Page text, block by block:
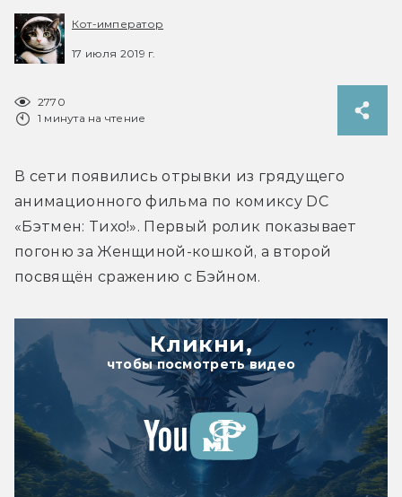
Кот-император
17 июля 2019 г.
2770
1 минута на чтение
В сети появились отрывки из грядущего
анимационного фильма по комиксу DC
«Бэтмен: Тихо!». Первый ролик показывает
погоню за Женщиной-кошкой, а второй
посвящён сражению с Бэйном.
Кликни,
чтобы посмотреть видео